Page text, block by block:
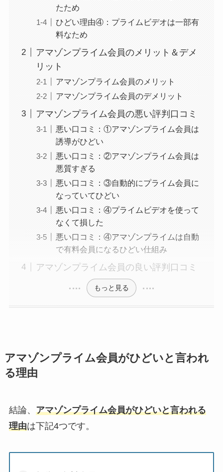
たため
ひどい理由④：プライムビデオは一部有
料なため
アマゾンプライム会員のメリット＆デメ
リット
アマゾンプライム会員のメリット
アマゾンプライム会員のデメリット
アマゾンプライム会員の悪い評判口コミ
悪い口コミ：①アマゾンプライム会員は
誘導がひどい
悪い口コミ：②アマゾンプライム会員は
悪質すぎる
悪い口コミ：③自動的にプライム会員に
なっていてひどい
悪い口コミ：④プライムビデオを使って
なくて損した
悪い口コミ：④アマゾンプライムは自動
で有料会員になるひどい仕組み
アマゾンプライム会員の良い評判口コミ
もっと見る
アマゾンプライム会員がひどいと言われ
る理由
結論、 アマゾンプライム会員がひどいと言われる
理由は下記4つです。